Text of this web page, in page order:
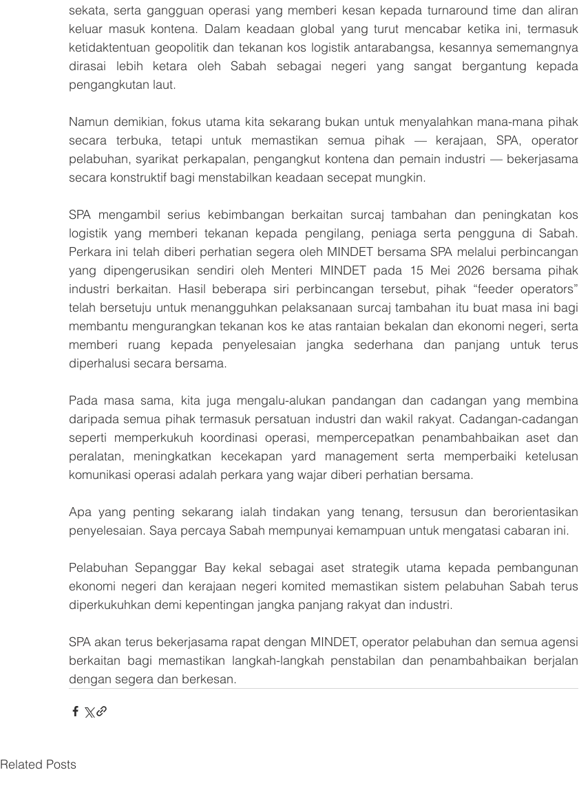
sekata, serta gangguan operasi yang memberi kesan kepada turnaround time dan aliran
keluar masuk kontena. Dalam keadaan global yang turut mencabar ketika ini, termasuk
ketidaktentuan geopolitik dan tekanan kos logistik antarabangsa, kesannya sememangnya
dirasai lebih ketara oleh Sabah sebagai negeri yang sangat bergantung kepada
pengangkutan laut.
Namun demikian, fokus utama kita sekarang bukan untuk menyalahkan mana-mana pihak
secara terbuka, tetapi untuk memastikan semua pihak — kerajaan, SPA, operator
pelabuhan, syarikat perkapalan, pengangkut kontena dan pemain industri — bekerjasama
secara konstruktif bagi menstabilkan keadaan secepat mungkin.
SPA mengambil serius kebimbangan berkaitan surcaj tambahan dan peningkatan kos
logistik yang memberi tekanan kepada pengilang, peniaga serta pengguna di Sabah.
Perkara ini telah diberi perhatian segera oleh MINDET bersama SPA melalui perbincangan
yang dipengerusikan sendiri oleh Menteri MINDET pada 15 Mei 2026 bersama pihak
industri berkaitan. Hasil beberapa siri perbincangan tersebut, pihak “feeder operators”
telah bersetuju untuk menangguhkan pelaksanaan surcaj tambahan itu buat masa ini bagi
membantu mengurangkan tekanan kos ke atas rantaian bekalan dan ekonomi negeri, serta
memberi ruang kepada penyelesaian jangka sederhana dan panjang untuk terus
diperhalusi secara bersama.
Pada masa sama, kita juga mengalu-alukan pandangan dan cadangan yang membina
daripada semua pihak termasuk persatuan industri dan wakil rakyat. Cadangan-cadangan
seperti memperkukuh koordinasi operasi, mempercepatkan penambahbaikan aset dan
peralatan, meningkatkan kecekapan yard management serta memperbaiki ketelusan
komunikasi operasi adalah perkara yang wajar diberi perhatian bersama.
Apa yang penting sekarang ialah tindakan yang tenang, tersusun dan berorientasikan
penyelesaian. Saya percaya Sabah mempunyai kemampuan untuk mengatasi cabaran ini.
Pelabuhan Sepanggar Bay kekal sebagai aset strategik utama kepada pembangunan
ekonomi negeri dan kerajaan negeri komited memastikan sistem pelabuhan Sabah terus
diperkukuhkan demi kepentingan jangka panjang rakyat dan industri.
SPA akan terus bekerjasama rapat dengan MINDET, operator pelabuhan dan semua agensi
berkaitan bagi memastikan langkah-langkah penstabilan dan penambahbaikan berjalan
dengan segera dan berkesan.
Related Posts